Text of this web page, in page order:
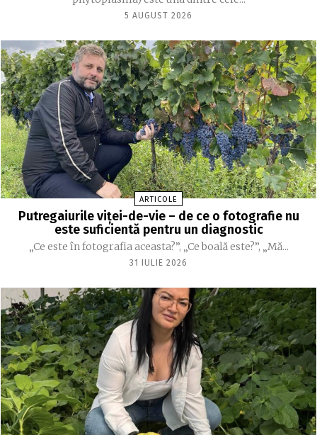
5 AUGUST 2026
ARTICOLE
Putregaiurile viței-de-vie – de ce o fotografie nu
este suficientă pentru un diagnostic
„Ce este în fotografia aceasta?”, „Ce boală este?”, „Mă...
31 IULIE 2026